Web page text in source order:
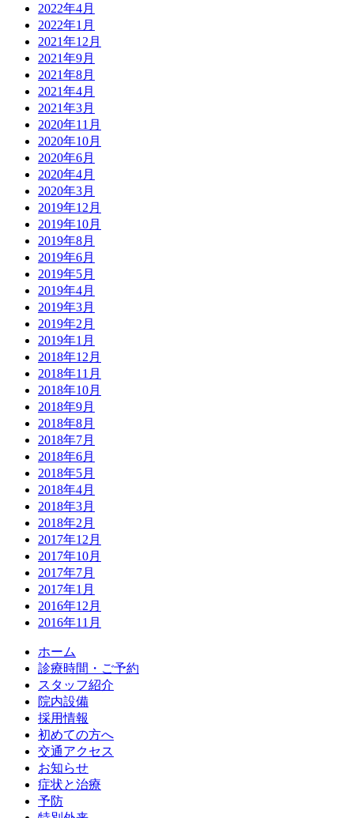
2022年4月
2022年1月
2021年12月
2021年9月
2021年8月
2021年4月
2021年3月
2020年11月
2020年10月
2020年6月
2020年4月
2020年3月
2019年12月
2019年10月
2019年8月
2019年6月
2019年5月
2019年4月
2019年3月
2019年2月
2019年1月
2018年12月
2018年11月
2018年10月
2018年9月
2018年8月
2018年7月
2018年6月
2018年5月
2018年4月
2018年3月
2018年2月
2017年12月
2017年10月
2017年7月
2017年1月
2016年12月
2016年11月
ホーム
診療時間・ご予約
スタッフ紹介
院内設備
採用情報
初めての方へ
交通アクセス
お知らせ
症状と治療
予防